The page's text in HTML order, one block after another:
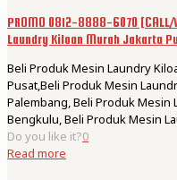
PROMO 0812-8888-6070
Laundry Kiloan Murah Jakarta
Beli Produk Mesin Laundry
Pusat,Beli Produk Mesin
Palembang, Beli Produk Mesin
Bengkulu, Beli Produk Mesin
Do you like it?0
Read more